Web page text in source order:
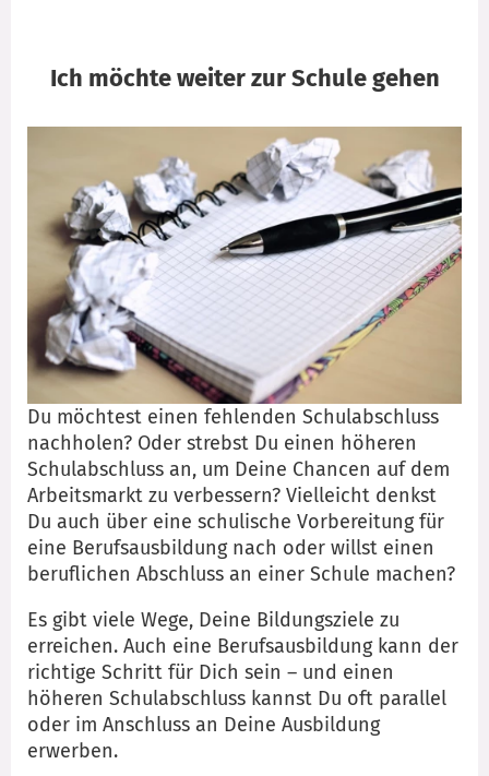
Ich möchte weiter zur Schule gehen
Du möchtest einen fehlenden Schulabschluss
nachholen? Oder strebst Du einen höheren
Schulabschluss an, um Deine Chancen auf dem
Arbeitsmarkt zu verbessern? Vielleicht denkst
Du auch über eine schulische Vorbereitung für
eine Berufsausbildung nach oder willst einen
beruflichen Abschluss an einer Schule machen?
Es gibt viele Wege, Deine Bildungsziele zu
erreichen. Auch eine Berufsausbildung kann der
richtige Schritt für Dich sein – und einen
höheren Schulabschluss kannst Du oft parallel
oder im Anschluss an Deine Ausbildung
erwerben.